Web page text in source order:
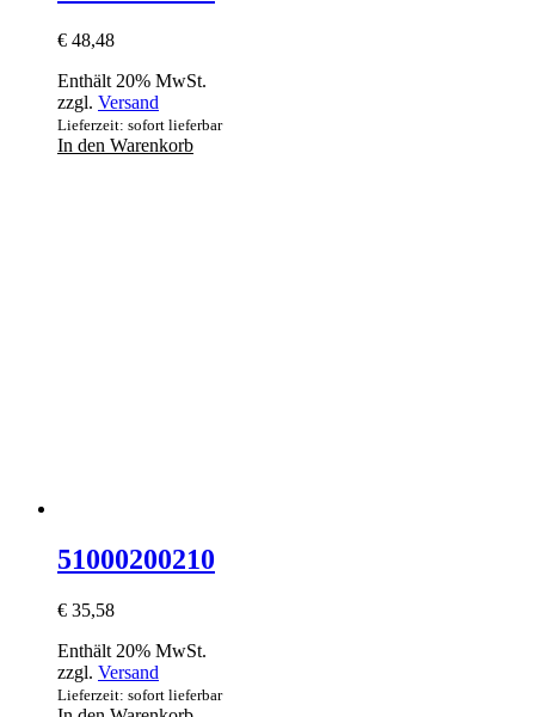
€ 48,48
Enthält 20% MwSt.
zzgl. Versand
Lieferzeit: sofort lieferbar
In den Warenkorb
51000200210
€ 35,58
Enthält 20% MwSt.
zzgl. Versand
Lieferzeit: sofort lieferbar